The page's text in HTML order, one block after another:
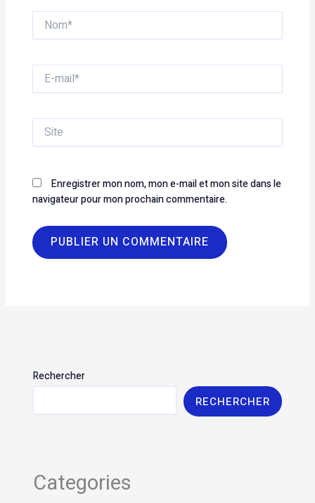
Nom*
E-
mail*
Site
Enregistrer mon nom, mon e-mail et mon site dans le
navigateur pour mon prochain commentaire.
Rechercher
RECHERCHER
Categories